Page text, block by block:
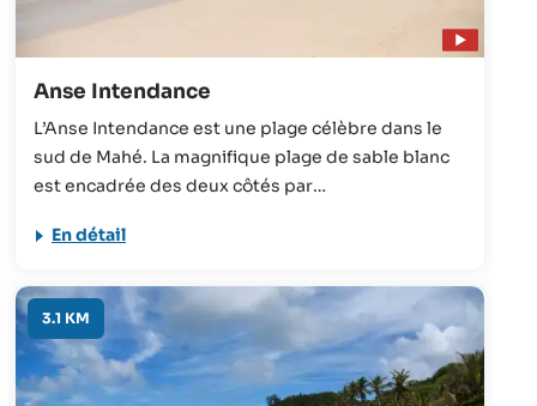
Anse Intendance
L’Anse Intendance est une plage célèbre dans le
sud de Mahé. La magnifique plage de sable blanc
est encadrée des deux côtés par
parmi les plus belles plages de l’île. Au moment de
particulièrement déchaînée et la baignade n’est
pas recommandée.
En détail
3.1 KM